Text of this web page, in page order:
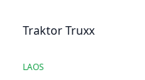
Traktor Truxx
LAOS